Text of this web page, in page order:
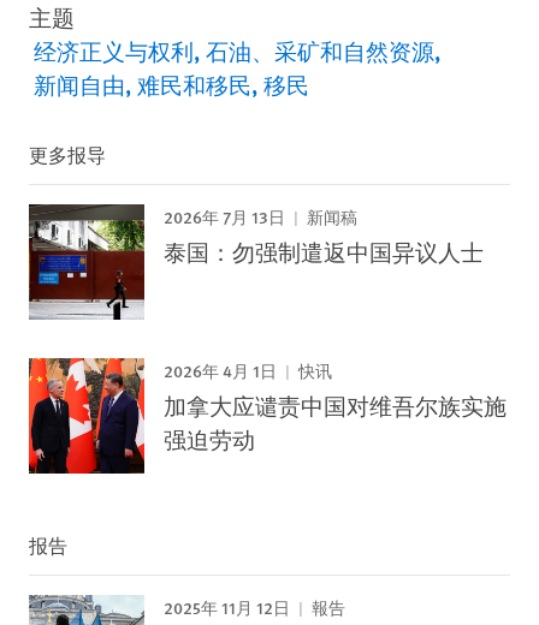
主题
经济正义与权利 石油、采矿和自然资源
新闻自由 难民和移民 移民
更多报导
2026年 7月 13日 新闻稿
泰国：勿强制遣返中国异议人士
2026年 4月 1日 快讯
加拿大应谴责中国对维吾尔族实施
强迫劳动
报告
2025年 11月 12日 報告